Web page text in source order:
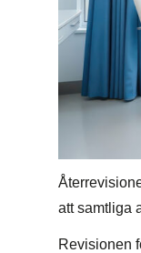
att samtliga
Revisionen